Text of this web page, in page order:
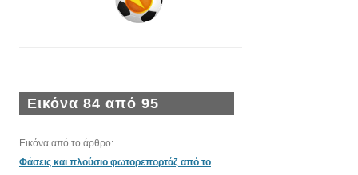
Εικόνα 84 από 95
Εικόνα από το άρθρο:
Φάσεις και πλούσιο φωτορεπορτάζ από το